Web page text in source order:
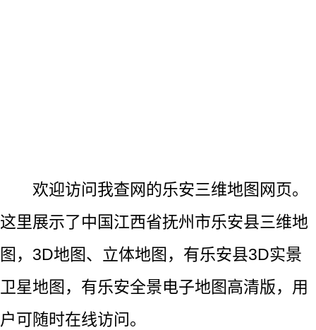
欢迎访问我查网的乐安三维地图网页。
这里展示了中国江西省抚州市乐安县三维地
图，3D地图、立体地图，有乐安县3D实景
卫星地图，有乐安全景电子地图高清版，用
户可随时在线访问。